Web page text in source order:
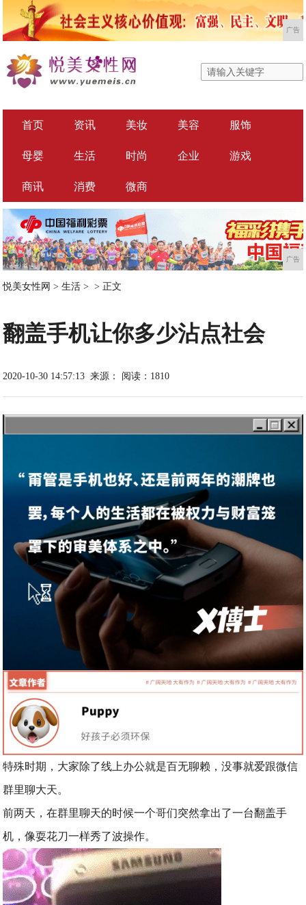
广告
首页 资讯 美妆 美容 服饰
母婴 生活 时尚 企业 游戏
商讯 消费 微商
广告
悦美女性网 >生活 > > 正文
翻盖手机让你多少沾点社会
2020-10-30 14:57:13 来源： 阅读：1810
特殊时期，大家除了线上办公就是百无聊赖，没事就爱跟微信
群里聊大天。
前两天，在群里聊天的时候一个哥们突然拿出了一台翻盖手
机，像耍花刀一样秀了波操作。